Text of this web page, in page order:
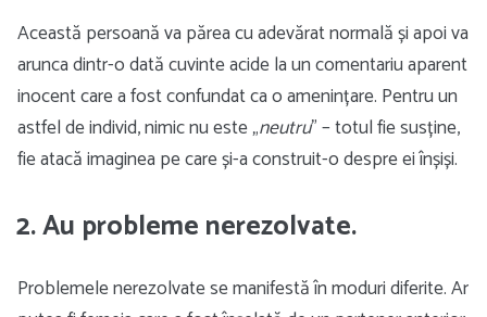
Această persoană va părea cu adevărat normală și apoi va
arunca dintr-o dată cuvinte acide la un comentariu aparent
inocent care a fost confundat ca o amenințare. Pentru un
astfel de individ, nimic nu este „neutru” – totul fie susține,
fie atacă imaginea pe care și-a construit-o despre ei înșiși.
2. Au probleme nerezolvate.
Problemele nerezolvate se manifestă în moduri diferite. Ar